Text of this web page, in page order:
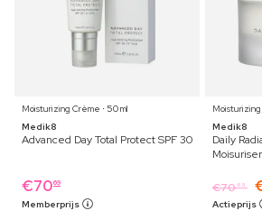
Moisturizing Crème ⋅ 50 ml
Medik8
Advanced Day Total Protect SPF 30
€7069
Memberprijs
Moisturizing
Medik8
Daily
€70 69
Actieprijs